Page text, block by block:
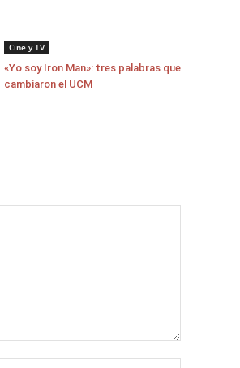
Cine y TV
«Yo soy Iron Man»: tres palabras que
cambiaron el UCM